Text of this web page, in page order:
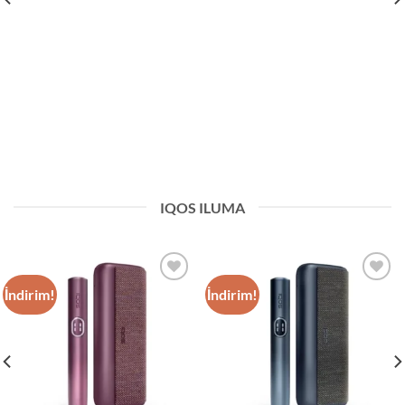
IQOS ILUMA
İndirim! İndirim!